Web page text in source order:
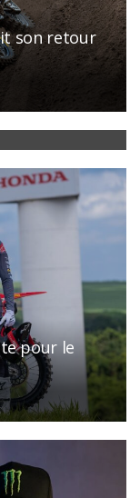
son retour
la saison
pour le